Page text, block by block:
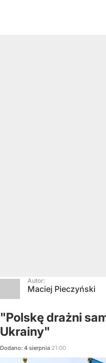
Autor:
Maciej Pieczyński
"Polskę drażni
Ukrainy"
Dodano: 4 sierpnia 21:00